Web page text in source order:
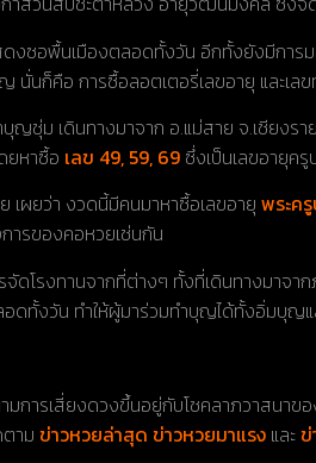
ดงซอพื้นเมืองตลอดทั้งวัน อีกทั้งยังมีกา
นก็คือ การซื้อลอตเตอรี่เลขอายุ และเล
ชุ่ม เดินทางมาจาก อ.แม่สาย จ.เชียงร
ยหาซื้อ เลข 49, 59, 69 ซึ่งเป็นเลขอายุครู
เผยว่า งวดนี้มีคนมาหาซื้อเลขอายุ พระค
ารของคอหวยเช่นกัน
โรงทานจากที่ต่างๆ ทั้งที่เดินทางมาจา
ดทั้งวัน ทำให้ผู้มาร่วมทำบุญได้ทั้งอิ่มบุญแ
มการเสี่ยงดวงขึ้นอยู่กับโชคลาภวาสนา
าม ข่าวหวยล่าสุด ข่าวหวยมาแรงและข่